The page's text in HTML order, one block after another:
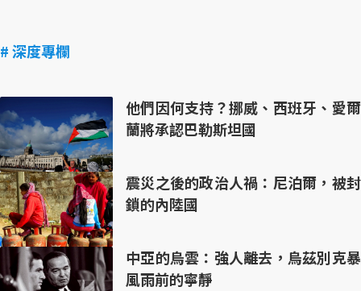
# 深度專欄
他們因何支持？挪威、西班牙、愛爾
蘭將承認巴勒斯坦國
震災之後的政治人禍：尼泊爾，被封
鎖的內陸國
中亞的烏雲：強人離去，烏茲別克暴
風雨前的寧靜